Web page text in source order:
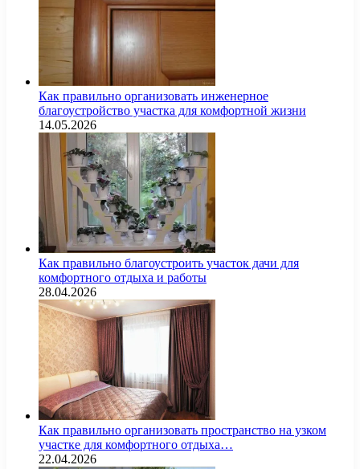
Как правильно организовать инженерное
благоустройство участка для комфортной жизни
14.05.2026
Как правильно благоустроить участок дачи для
комфортного отдыха и работы
28.04.2026
Как правильно организовать пространство на узком
участке для комфортного отдыха…
22.04.2026